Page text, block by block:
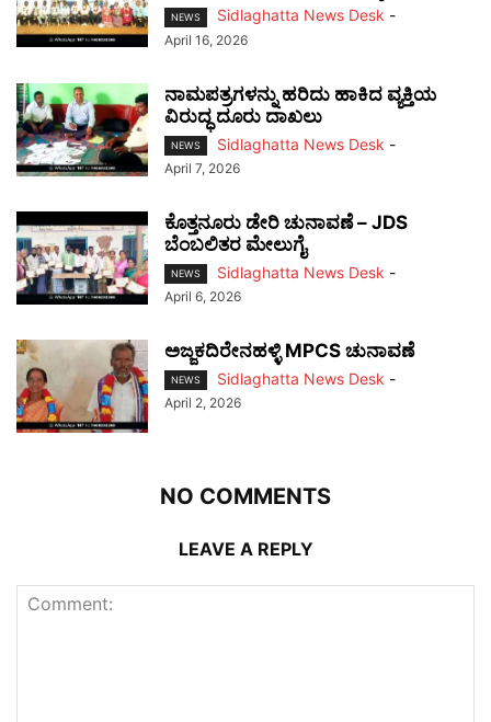
NEWS Sidlaghatta News Desk -
April 16, 2026
ನಾಮಪತ್ರಗಳನ್ನು ಹರಿದು ಹಾಕಿದ ವ್ಯಕ್ತಿಯ
ವಿರುದ್ಧ ದೂರು ದಾಖಲು
NEWS Sidlaghatta News Desk -
April 7, 2026
ಕೊತ್ತನೂರು ಡೇರಿ ಚುನಾವಣೆ – JDS
ಬೆಂಬಲಿತರ ಮೇಲುಗೈ
NEWS Sidlaghatta News Desk -
April 6, 2026
ಅಜ್ಜಕದಿರೇನಹಳ್ಳಿ MPCS ಚುನಾವಣೆ
NEWS Sidlaghatta News Desk -
April 2, 2026
NO COMMENTS
LEAVE A REPLY